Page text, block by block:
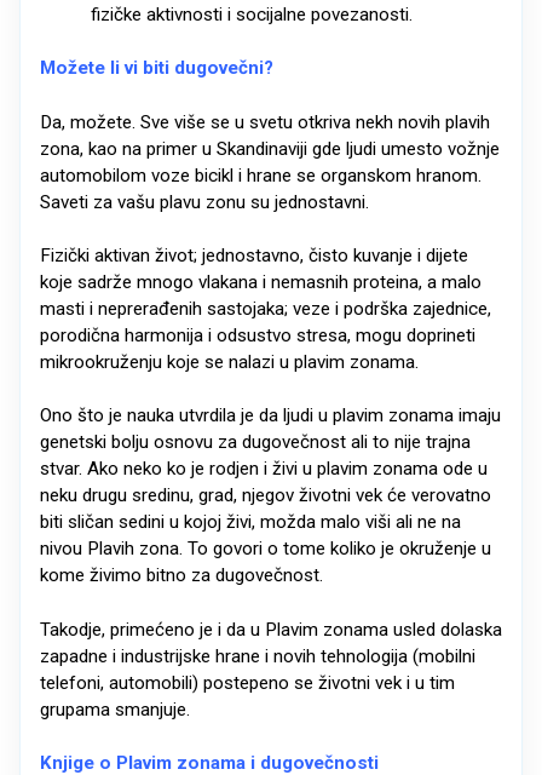
fizičke aktivnosti i socijalne povezanosti.
Možete li vi biti dugovečni?
Da, možete. Sve više se u svetu otkriva nekh novih plavih
zona, kao na primer u Skandinaviji gde ljudi umesto vožnje
automobilom voze bicikl i hrane se organskom hranom.
Saveti za vašu plavu zonu su jednostavni.
Fizički aktivan život; jednostavno, čisto kuvanje i dijete
koje sadrže mnogo vlakana i nemasnih proteina, a malo
masti i neprerađenih sastojaka; veze i podrška zajednice,
porodična harmonija i odsustvo stresa, mogu doprineti
mikrookruženju koje se nalazi u plavim zonama.
Ono što je nauka utvrdila je da ljudi u plavim zonama imaju
genetski bolju osnovu za dugovečnost ali to nije trajna
stvar. Ako neko ko je rodjen i živi u plavim zonama ode u
neku drugu sredinu, grad, njegov životni vek će verovatno
biti sličan sedini u kojoj živi, možda malo viši ali ne na
nivou Plavih zona. To govori o tome koliko je okruženje u
kome živimo bitno za dugovečnost.
Takodje, primećeno je i da u Plavim zonama usled dolaska
zapadne i industrijske hrane i novih tehnologija (mobilni
telefoni, automobili) postepeno se životni vek i u tim
grupama smanjuje.
Knjige o Plavim zonama i dugovečnosti